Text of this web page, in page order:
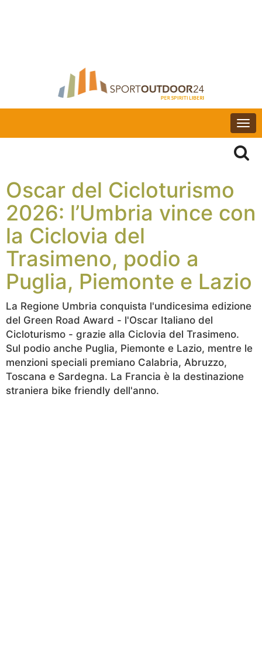
Oscar del Cicloturismo
2026: l’Umbria vince con
la Ciclovia del
Trasimeno, podio a
Puglia, Piemonte e Lazio
La Regione Umbria conquista l'undicesima edizione
del Green Road Award - l'Oscar Italiano del
Cicloturismo - grazie alla Ciclovia del Trasimeno.
Sul podio anche Puglia, Piemonte e Lazio, mentre le
menzioni speciali premiano Calabria, Abruzzo,
Toscana e Sardegna. La Francia è la destinazione
straniera bike friendly dell'anno.